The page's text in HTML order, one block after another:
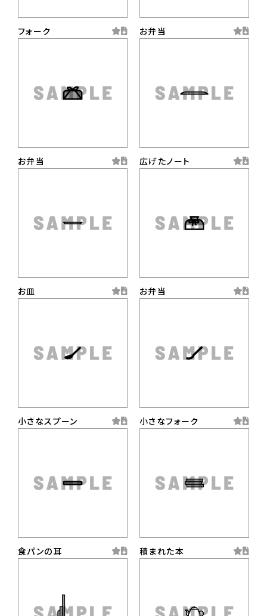
フォーク お弁当
お弁当 広げたノート
お皿 お弁当
小さなスプーン 小さなフォーク
食パンの耳 積まれた本